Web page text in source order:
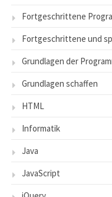
Fortgeschrittene
Fortgeschrittene und
Grundlagen der
Grundlagen schaffen
HTML
Informatik
Java
JavaScript